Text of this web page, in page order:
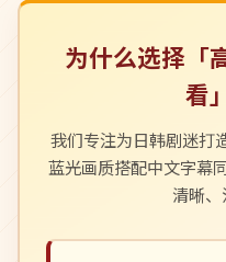
为什么选择「
看
我们专注为日韩剧迷打
蓝光画质搭配中文字幕
清晰、